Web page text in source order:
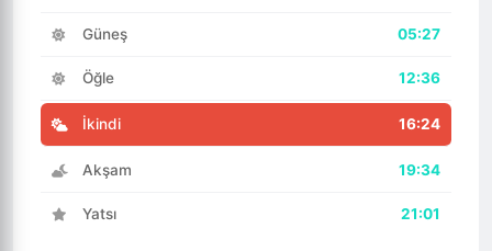
Güneş 05:27
Öğle 12:36
İkindi 16:24
Akşam 19:34
Yatsı 21:01